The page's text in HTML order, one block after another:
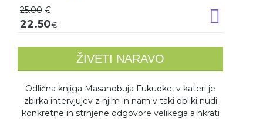
25.00 €
22.50€
ŽIVETI NARAVO
Odlična knjiga Masanobuja Fukuoke, v kateri je
zbirka intervjujev z njim in nam v taki obliki nudi
konkretne in strnjene odgovore velikega a hkrati